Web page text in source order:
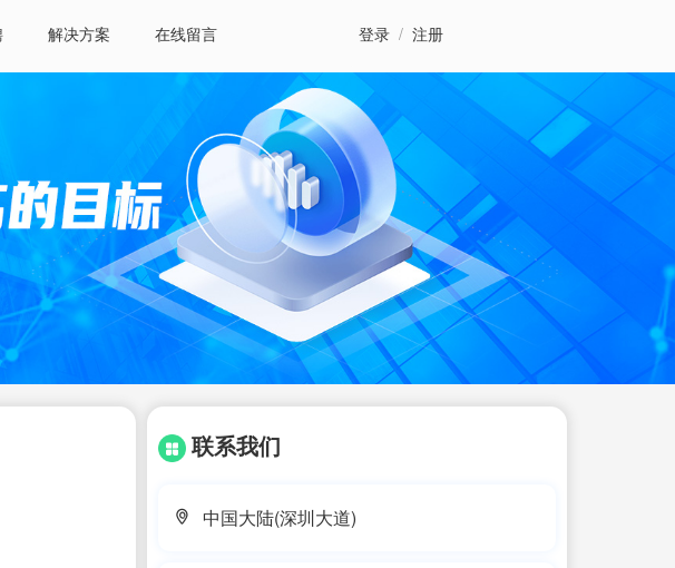
解决方案 在线留言 登录 / 注册
联系我们
中国大陆(深圳大道)